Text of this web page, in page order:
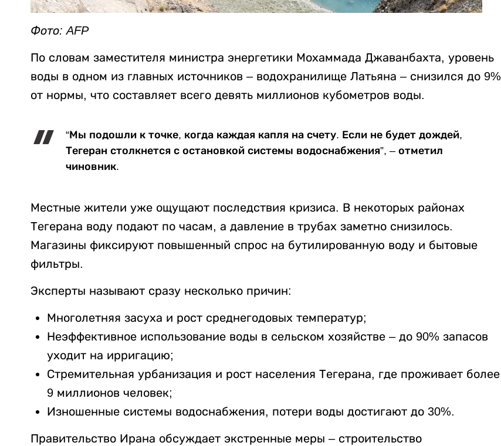
Фото: AFP
По словам заместителя министра энергетики Мохаммада Джаванбахта, уровень
воды в одном из главных источников – водохранилище Латьяна – снизился до 9%
от нормы, что составляет всего девять миллионов кубометров воды.
“Мы подошли к точке, когда каждая капля на счету. Если не будет дождей,
Тегеран столкнется с остановкой системы водоснабжения”, – отметил
чиновник.
Местные жители уже ощущают последствия кризиса. В некоторых районах
Тегерана воду подают по часам, а давление в трубах заметно снизилось.
Магазины фиксируют повышенный спрос на бутилированную воду и бытовые
фильтры.
Эксперты называют сразу несколько причин:
Многолетняя засуха и рост среднегодовых температур;
Неэффективное использование воды в сельском хозяйстве – до 90% запасов
уходит на ирригацию;
Стремительная урбанизация и рост населения Тегерана, где проживает более
9 миллионов человек;
Изношенные системы водоснабжения, потери воды достигают до 30%.
Правительство Ирана обсуждает экстренные меры – строительство